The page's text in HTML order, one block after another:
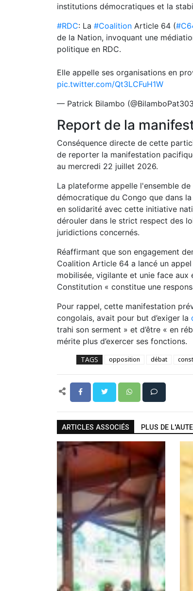
institutions démocratiques et la
#RDC: La #Coalition Article 64 (
de la Nation, invoquant une
politique en RDC.
Elle appelle ses organisations en
pic.twitter.com/Qt3LCFuH1W
— Patrick Bilambo
Report de la
Conséquence directe de cette
de reporter la manifestation
au mercredi 22 juillet 2026.
La plateforme appelle l'ensemble
démocratique du Congo que dans
en solidarité avec cette initiative
dérouler dans le strict respect des
juridictions concernés.
Réaffirmant que son engagement
Coalition Article 64 a lancé un
mobilisée, vigilante et unie face
Constitution « constitue une
Pour rappel, cette manifestation
congolais, avait pour but d’exiger la
trahi son serment » et d’être « en
mérite plus d’exercer ses fonctions.
TAGS opposition débat
ARTICLES ASSOCIÉS PLUS DE